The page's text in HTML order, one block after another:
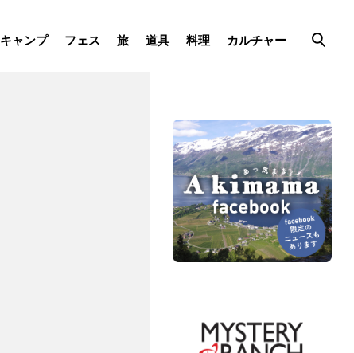
キャンプ フェス 旅 道具 料理 カルチャー